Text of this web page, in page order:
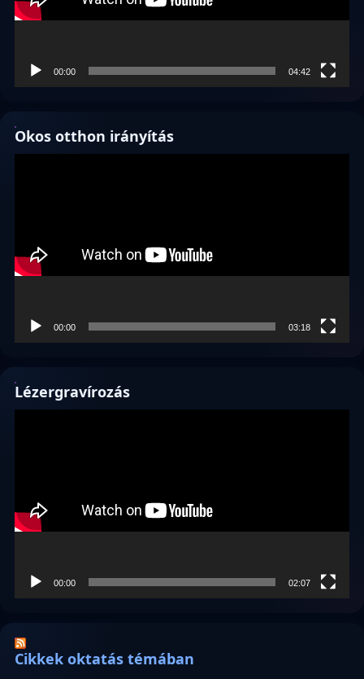
00:00 04:42
Okos otthon irányítás
00:00 03:18
Lézergravírozás
00:00 02:07
Cikkek oktatás témában